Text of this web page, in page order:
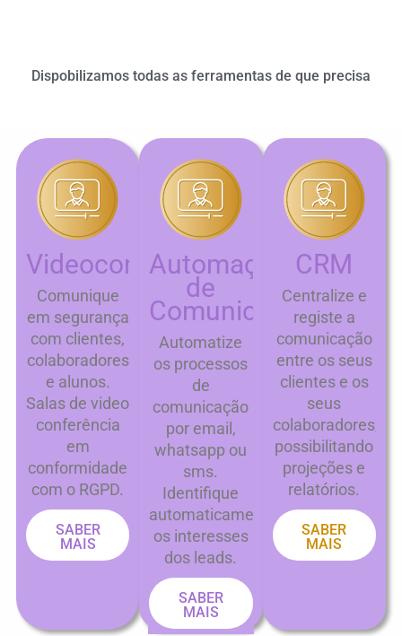
Dispobilizamos todas as ferramentas de que precisa
Videoconferência
Comunique
em segurança
com clientes,
colaboradores
e alunos.
Salas de video
conferência
em
conformidade
com o RGPD.
SABER
MAIS
Automação
de
Comunicação
Automatize
os processos
de
comunicação
por email,
whatsapp ou
sms.
Identifique
automaticamente
os interesses
dos leads.
SABER
MAIS
CRM
Centralize e
registe a
comunicação
entre os seus
clientes e os
seus
colaboradores,
possibilitando
projeções e
relatórios.
SABER
MAIS